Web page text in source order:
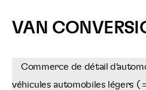
VAN
Commerce de détail
véhicules automobiles légers (